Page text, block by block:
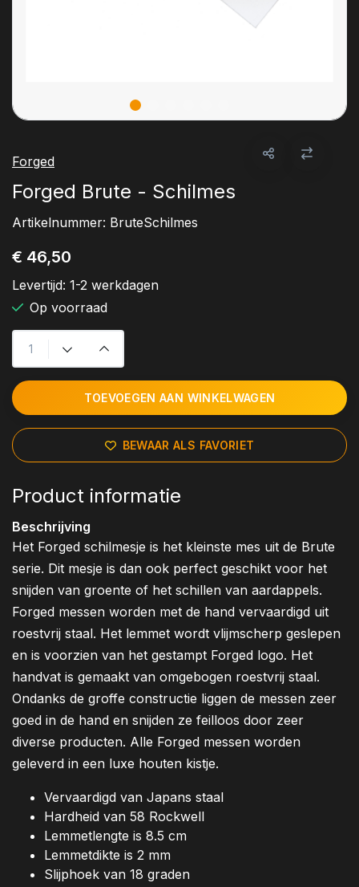
Forged
Forged Brute - Schilmes
Artikelnummer: BruteSchilmes
€ 46,50
Levertijd: 1-2 werkdagen
Op voorraad
TOEVOEGEN AAN WINKELWAGEN
BEWAAR ALS FAVORIET
Product informatie
Beschrijving
Het Forged schilmesje is het kleinste mes uit de Brute
serie. Dit mesje is dan ook perfect geschikt voor het
snijden van groente of het schillen van aardappels.
Forged messen worden met de hand vervaardigd uit
roestvrij staal. Het lemmet wordt vlijmscherp geslepen
en is voorzien van het gestampt Forged logo. Het
handvat is gemaakt van omgebogen roestvrij staal.
Ondanks de groffe constructie liggen de messen zeer
goed in de hand en snijden ze feilloos door zeer
diverse producten. Alle Forged messen worden
geleverd in een luxe houten kistje.
Vervaardigd van Japans staal
Hardheid van 58 Rockwell
Lemmetlengte is 8.5 cm
Lemmetdikte is 2 mm
Slijphoek van 18 graden